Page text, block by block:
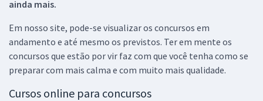
ainda mais.
Em nosso site, pode-se visualizar os concursos em
andamento e até mesmo os previstos. Ter em mente os
concursos que estão por vir faz com que você tenha como se
preparar com mais calma e com muito mais qualidade.
Cursos online para concursos